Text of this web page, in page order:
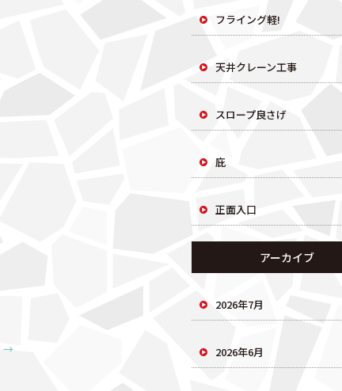
→
フライング軽!
天井クレーン工事
スロープ良さげ
庇
正面入口
アーカイブ
2026年7月
2026年6月